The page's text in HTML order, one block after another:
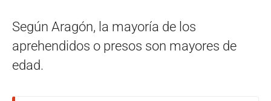
Según Aragón, la mayoría de los
aprehendidos o presos son mayores de
edad.